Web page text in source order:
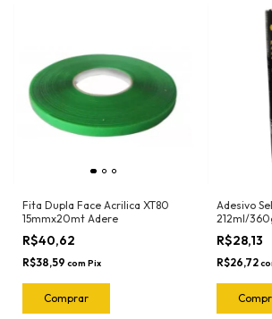
Fita Dupla Face Acrilica XT80
15mmx20mt Adere
R$40,62
R$38,59 com Pix
Adesivo
212ml/
R$28,13
R$26,72